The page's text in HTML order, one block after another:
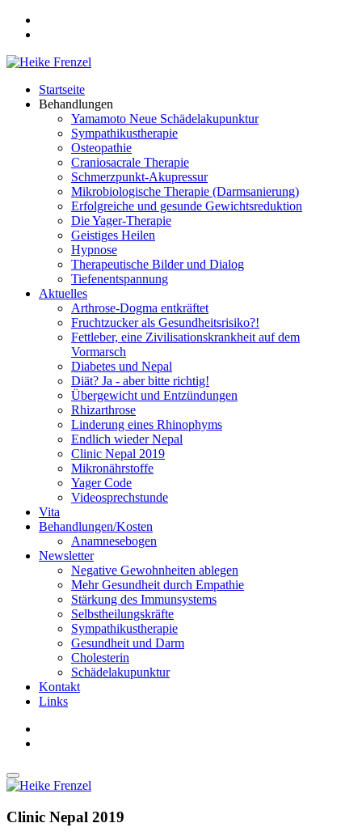
Startseite
Behandlungen
Yamamoto Neue Schädelakupunktur
Sympathikustherapie
Osteopathie
Craniosacrale Therapie
Schmerzpunkt-Akupressur
Mikrobiologische Therapie (Darmsanierung)
Erfolgreiche und gesunde Gewichtsreduktion
Die Yager-Therapie
Geistiges Heilen
Hypnose
Therapeutische Bilder und Dialog
Tiefenentspannung
Aktuelles
Arthrose-Dogma entkräftet
Fruchtzucker als Gesundheitsrisiko?!
Fettleber, eine Zivilisationskrankheit auf dem
Vormarsch
Diabetes und Nepal
Diät? Ja - aber bitte richtig!
Übergewicht und Entzündungen
Rhizarthrose
Linderung eines Rhinophyms
Endlich wieder Nepal
Clinic Nepal 2019
Mikronährstoffe
Yager Code
Videosprechstunde
Vita
Behandlungen/Kosten
Anamnesebogen
Newsletter
Negative Gewohnheiten ablegen
Mehr Gesundheit durch Empathie
Stärkung des Immunsystems
Selbstheilungskräfte
Sympathikustherapie
Gesundheit und Darm
Cholesterin
Schädelakupunktur
Kontakt
Links
Clinic Nepal 2019